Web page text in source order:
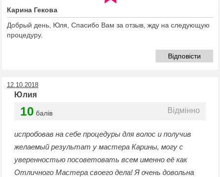
Карина Гекова
Добрый день, Юля, Спасибо Вам за отзыв, жду на следующую
процедуру.
Відповісти
12.10.2018
Юлия
10 балів Відмінно
испробовав на себе процедуры для волос и получив
желаемый результат у мастера Карины, могу с
уверенностью посоветовать всем именно её как
Отличного Мастера своего дела! Я очень довольна